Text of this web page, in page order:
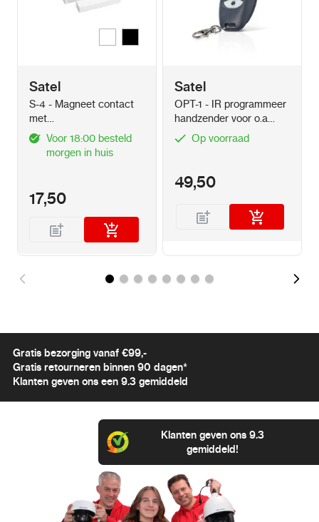
Kleur
Satel
S-4 - Magneet contact
met
schroefaansluitingen
Voor 18:00 besteld
morgen in huis
17,50
Satel
OPT-1 - IR programmeer
handzender voor o.a
SLIM LINE LUNA, PRO,
OPAL
Op voorraad
49,50
Gratis bezorging vanaf €99,-
Gratis retourneren binnen 90 dagen*
Klanten geven ons een 9.3 gemiddeld
Klanten geven ons 9.3
gemiddeld!